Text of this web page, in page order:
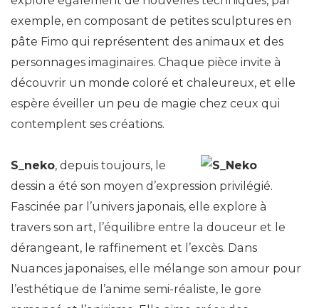
exemple, en composant de petites sculptures en
pâte Fimo qui représentent des animaux et des
personnages imaginaires. Chaque pièce invite à
découvrir un monde coloré et chaleureux, et elle
espère éveiller un peu de magie chez ceux qui
contemplent ses créations.
S_neko, depuis toujours, le
dessin a été son moyen d’expression privilégié.
Fascinée par l’univers japonais, elle explore à
travers son art, l’équilibre entre la douceur et le
dérangeant, le raffinement et l’excès. Dans
Nuances japonaises, elle mélange son amour pour
l’esthétique de l’anime semi-réaliste, le gore